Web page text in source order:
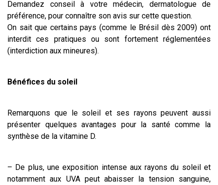
Demandez conseil à votre médecin, dermatologue de
préférence, pour connaître son avis sur cette question.
On sait que certains pays (comme le Brésil dès 2009) ont
interdit ces pratiques ou sont fortement réglementées
(interdiction aux mineures).
Bénéfices du soleil
Remarquons que le soleil et ses rayons peuvent aussi
présenter quelques avantages pour la santé comme la
synthèse de la vitamine D.
– De plus, une exposition intense aux rayons du soleil et
notamment aux UVA peut abaisser la tension sanguine,